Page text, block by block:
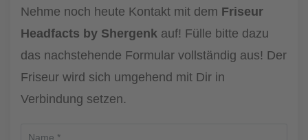
Nehme noch heute Kontakt mit dem Friseur
Headfacts by Shergenk auf! Fülle bitte dazu
das nachstehende Formular vollständig aus! Der
Friseur wird sich umgehend mit Dir in
Verbindung setzen.